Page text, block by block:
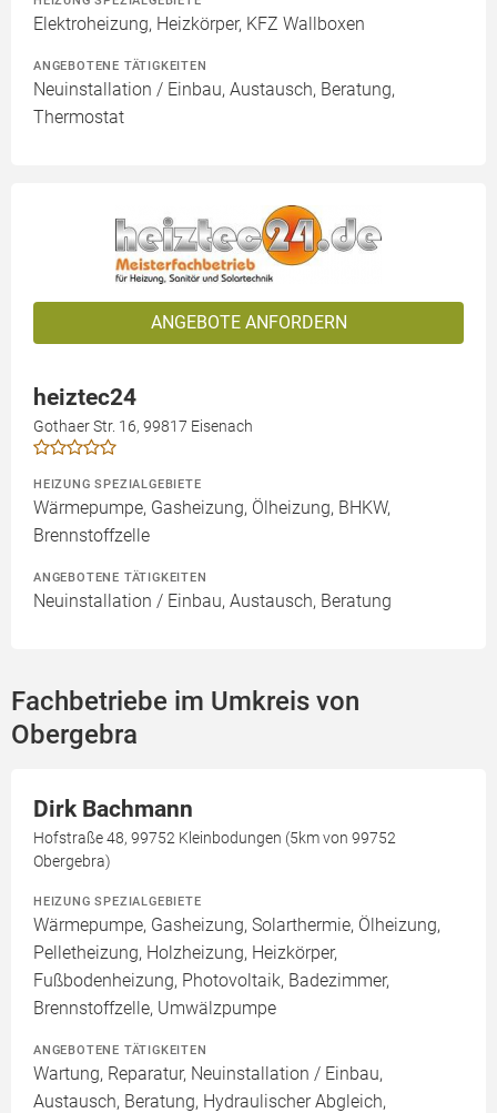
Elektroheizung, Heizkörper, KFZ Wallboxen
ANGEBOTENE TÄTIGKEITEN
Neuinstallation / Einbau, Austausch, Beratung,
Thermostat
ANGEBOTE ANFORDERN
heiztec24
Gothaer Str. 16, 99817 Eisenach
HEIZUNG SPEZIALGEBIETE
Wärmepumpe, Gasheizung, Ölheizung, BHKW,
Brennstoffzelle
ANGEBOTENE TÄTIGKEITEN
Neuinstallation / Einbau, Austausch, Beratung
Fachbetriebe im Umkreis von
Obergebra
Dirk Bachmann
Hofstraße 48, 99752 Kleinbodungen (5km von 99752
Obergebra)
HEIZUNG SPEZIALGEBIETE
Wärmepumpe, Gasheizung, Solarthermie, Ölheizung,
Pelletheizung, Holzheizung, Heizkörper,
Fußbodenheizung, Photovoltaik, Badezimmer,
Brennstoffzelle, Umwälzpumpe
ANGEBOTENE TÄTIGKEITEN
Wartung, Reparatur, Neuinstallation / Einbau,
Austausch, Beratung, Hydraulischer Abgleich,